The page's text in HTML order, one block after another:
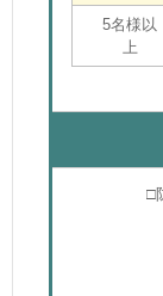
5名様以
上
□